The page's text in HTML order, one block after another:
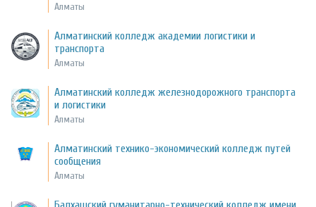
Алматы
Алматинский колледж академии логистики и
транспорта
Алматы
Алматинский колледж железнодорожного транспорта
и логистики
Алматы
Алматинский технико-экономический колледж путей
сообщения
Алматы